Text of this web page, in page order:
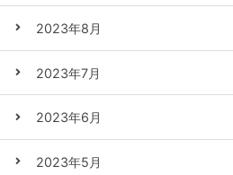
2023年8月
2023年7月
2023年6月
2023年5月